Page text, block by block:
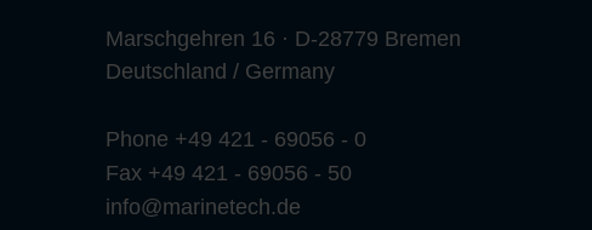
Marschgehren 16 · D-28779 Bremen
Deutschland / Germany
Phone +49 421 - 69056 - 0
Fax +49 421 - 69056 - 50
info@marinetech.de